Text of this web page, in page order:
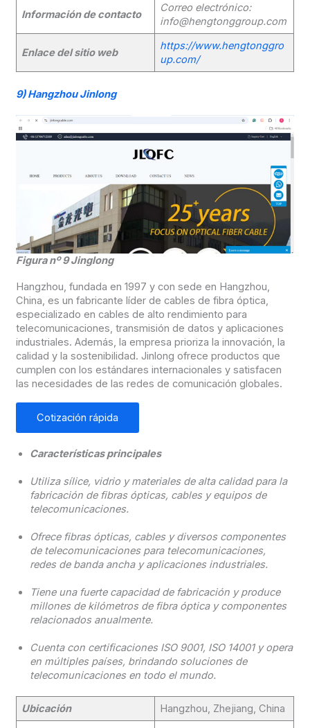
Información de contacto
Correo electrónico:
info@hengtonggroup.com
Enlace del sitio web
https://www.hengtonggro
up.com/
9) Hangzhou Jinlong
Figura nº 9 Jinglong
Hangzhou, fundada en 1997 y con sede en Hangzhou,
China, es un fabricante líder de cables de fibra óptica,
especializado en cables de alto rendimiento para
telecomunicaciones, transmisión de datos y aplicaciones
industriales. Además, la empresa prioriza la innovación, la
calidad y la sostenibilidad. Jinlong ofrece productos que
cumplen con los estándares internacionales y satisfacen
las necesidades de las redes de comunicación globales.
Cotización rápida
Características principales
Utiliza sílice, vidrio y materiales de alta calidad para la
fabricación de fibras ópticas, cables y equipos de
telecomunicaciones.
Ofrece fibras ópticas, cables y diversos componentes
de telecomunicaciones para telecomunicaciones,
redes de banda ancha y aplicaciones industriales.
Tiene una fuerte capacidad de fabricación y produce
millones de kilómetros de fibra óptica y componentes
relacionados anualmente.
Cuenta con certificaciones ISO 9001, ISO 14001 y opera
en múltiples países, brindando soluciones de
telecomunicaciones en todo el mundo.
Ubicación Hangzhou, Zhejiang, China